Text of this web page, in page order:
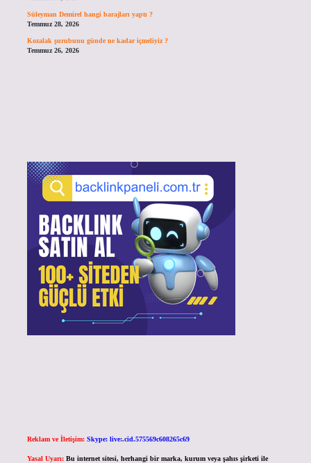
Süleyman Demirel hangi barajları yaptı ?
Temmuz 28, 2026
Kozalak şurubunu günde ne kadar içmeliyiz ?
Temmuz 26, 2026
Reklam ve İletişim: Skype: live:.cid.575569c608265c69
Yasal Uyarı: Bu internet sitesi, herhangi bir marka, kurum veya şahıs şirketi ile